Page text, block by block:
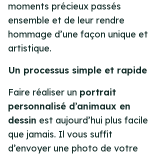
moments précieux passés
ensemble et de leur rendre
hommage d’une façon unique et
artistique.
Un processus simple et rapide
Faire réaliser un portrait
personnalisé d’animaux en
dessin est aujourd’hui plus facile
que jamais. Il vous suffit
d’envoyer une photo de votre